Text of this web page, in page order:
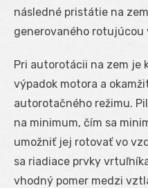
následné pristátie na
generovaného rotujúcou
Pri autorotácii na zem je
výpadok motora a
autorotačného režimu.
na minimum, čím sa
umožniť jej rotovať vo
sa riadiace prvky
vhodný pomer medzi